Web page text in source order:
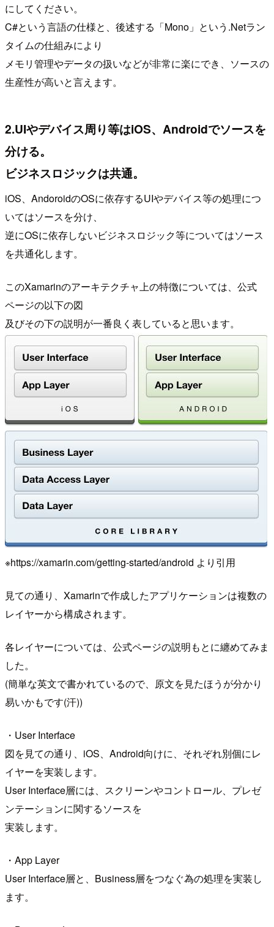
にしてください。
C#という言語の仕様と、後述する「Mono」という.Netラン
タイムの仕組みにより
メモリ管理やデータの扱いなどが非常に楽にでき、ソースの
生産性が高いと言えます。
2.UIやデバイス周り等はiOS、Androidでソースを
分ける。
ビジネスロジックは共通。
iOS、AndoroidのOSに依存するUIやデバイス等の処理につ
いてはソースを分け、
逆にOSに依存しないビジネスロジック等についてはソース
を共通化します。
このXamarinのアーキテクチャ上の特徴については、公式
ページの以下の図
及びその下の説明が一番良く表していると思います。
※https://xamarin.com/getting-started/android より引用
見ての通り、Xamarinで作成したアプリケーションは複数の
レイヤーから構成されます。
各レイヤーについては、公式ページの説明もとに纏めてみま
した。
(簡単な英文で書かれているので、原文を見たほうが分かり
易いかもです(汗))
・User Interface
図を見ての通り、iOS、Android向けに、それぞれ別個にレ
イヤーを実装します。
User Interface層には、スクリーンやコントロール、プレゼ
ンテーションに関するソースを
実装します。
・App Layer
User Interface層と、Business層をつなぐ為の処理を実装し
ます。